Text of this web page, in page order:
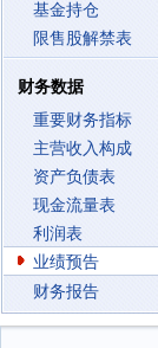
基金持仓
限售股解禁表
财务数据
重要财务指标
主营收入构成
资产负债表
现金流量表
利润表
业绩预告
财务报告